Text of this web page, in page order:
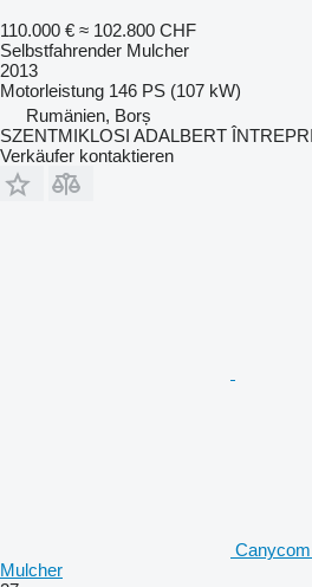
110.000 € ≈ 102.800 CHF
Selbstfahrender Mulcher
2013
Motorleistung 146 PS (107 kW)
Rumänien, Borș
SZENTMIKLOSI ADALBERT
Verkäufer kontaktieren
Mulcher